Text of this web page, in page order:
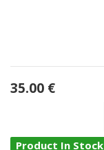
35.00 €
Product In Stock